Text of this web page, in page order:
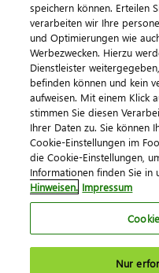
©
Impressum
speichern können. Erteilen
verarbeiten wir Ihre
und Optimierungen wie
Werbezwecken. Hierzu
Dienstleister
befinden können und kein
aufweisen. Mit einem Klick
stimmen Sie diesen
Ihrer Daten zu. Sie können
Cookie-Einstellungen im
die Cookie-Einstellungen,
Informationen finden Sie in
Hinweisen. Impressum
Nur